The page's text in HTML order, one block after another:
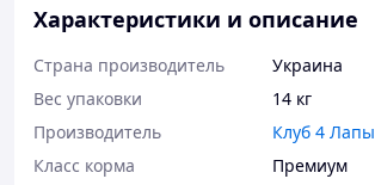
Характеристики и описание
Страна производитель
Украина
Вес упаковки
14 кг
Производитель
Клуб 4 Лапы
Класс корма
Премиум